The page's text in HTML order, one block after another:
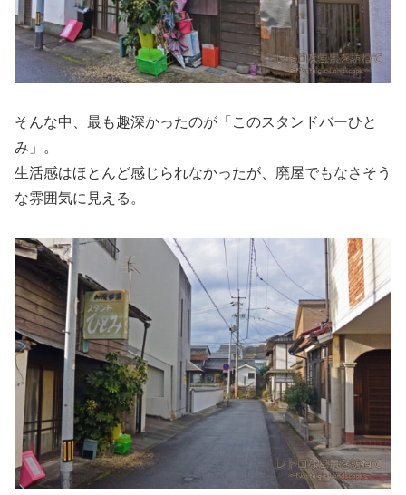
そんな中、最も趣深かったのが「このスタンドバーひと
み」。
生活感はほとんど感じられなかったが、廃屋でもなさそう
な雰囲気に見える。